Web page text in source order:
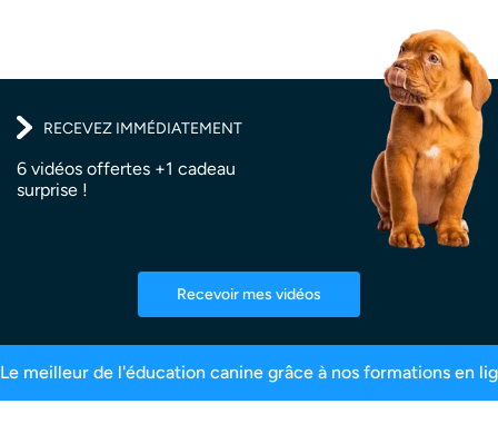
RECEVEZ IMMÉDIATEMENT
6 vidéos offertes +1 cadeau
surprise !
Recevoir mes vidéos
Plus de 550 millions de vues Le meilleur de